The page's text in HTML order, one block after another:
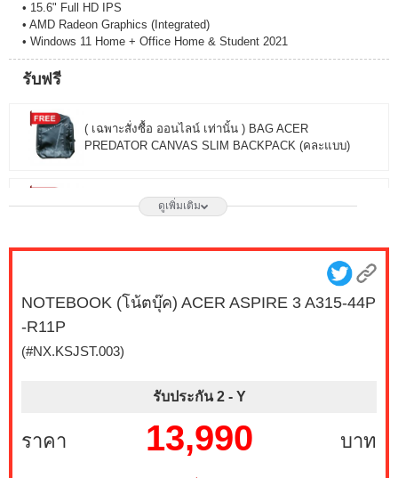
• 15.6" Full HD IPS
• AMD Radeon Graphics (Integrated)
• Windows 11 Home + Office Home & Student 2021
รับฟรี
( เฉพาะสั่งซื้อ ออนไลน์ เท่านั้น ) BAG ACER
PREDATOR CANVAS SLIM BACKPACK (คละแบบ)
( เฉพาะสั่งซื้อ ออนไลน์ เท่านั้น ) GIFTBOX JIB SMILEY
FOR NOTEBOOK
ดูเพิ่มเติม
NOTEBOOK (โน้ตบุ๊ค) ACER ASPIRE 3 A315-44P
-R11P
(#NX.KSJST.003)
รับประกัน 2 - Y
ราคา บาท
13,990